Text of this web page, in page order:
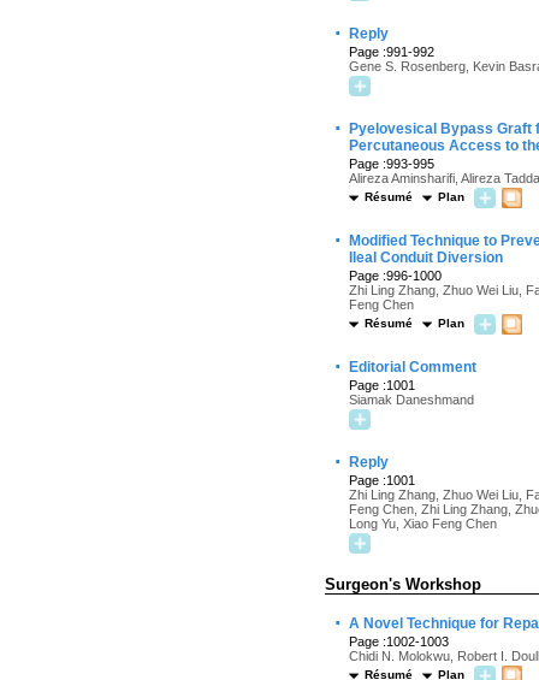
· Reply
Page :991-992
Gene S. Rosenberg, Kevin
·
Pyelovesical Bypass Graft
Percutaneous Access to
Page :993-995
Alireza Aminsharifi, Alireza
Résumé Plan
·
Modified Technique to
Ileal Conduit Diversion
Page :996-1000
Zhi Ling Zhang, Zhuo Wei Liu,
Feng Chen
Résumé Plan
· Editorial Comment
Page :1001
Siamak Daneshmand
· Reply
Page :1001
Zhi Ling Zhang, Zhuo Wei Liu,
Feng Chen, Zhi Ling Zhang,
Long Yu, Xiao Feng Chen
Surgeon's Workshop
· A Novel Technique for
Page :1002-1003
Chidi N. Molokwu, Robert I.
Résumé Plan